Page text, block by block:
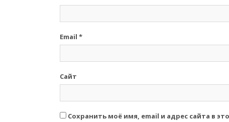
Email *
Сайт
Сохранить моё имя, email и адрес сайта в